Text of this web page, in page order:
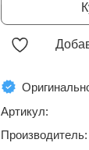
Артикул:
Производитель: